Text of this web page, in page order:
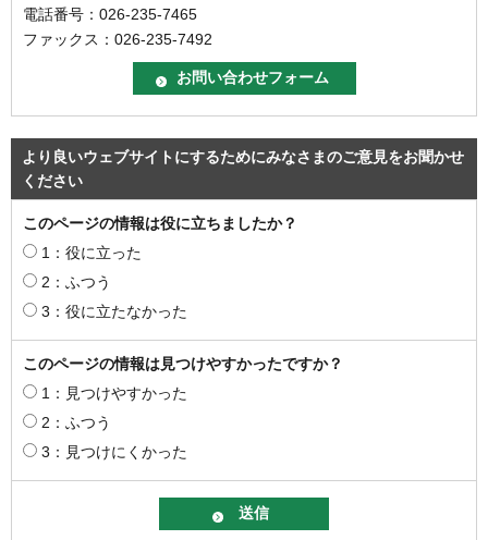
電話番号：026-235-7465
ファックス：026-235-7492
より良いウェブサイトにするためにみなさまのご意見をお聞かせ
ください
このページの情報は役に立ちましたか？
1：役に立った
2：ふつう
3：役に立たなかった
このページの情報は見つけやすかったですか？
1：見つけやすかった
2：ふつう
3：見つけにくかった